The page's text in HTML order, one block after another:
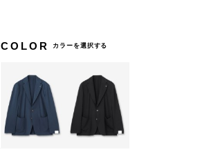
COLOR カラーを選択する